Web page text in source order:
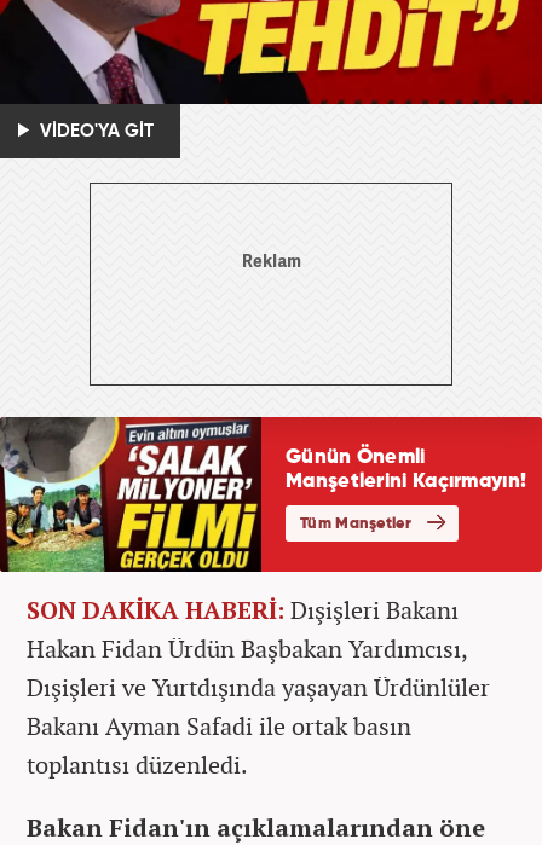
VİDEO'YA GİT
SON DAKİKA HABERİ: Dışişleri Bakanı
Hakan Fidan Ürdün Başbakan Yardımcısı,
Dışişleri ve Yurtdışında yaşayan Ürdünlüler
Bakanı Ayman Safadi ile ortak basın
toplantısı düzenledi.
Bakan Fidan'ın açıklamalarından öne